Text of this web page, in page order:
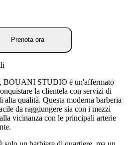
Prenota ora
BOUANI STUDIO è un'affermato
la clientela con servizi di
alta qualità. Questa moderna barberia
da raggiungere sia con i mezzi
vicinanza con le principali arterie